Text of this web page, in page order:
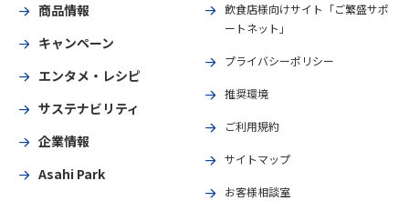
商品情報
キャンペーン
エンタメ・レシピ
サステナビリティ
企業情報
Asahi Park
飲食店様向けサイト「ご繁盛サポ
ートネット」
プライバシーポリシー
推奨環境
ご利用規約
サイトマップ
お客様相談室